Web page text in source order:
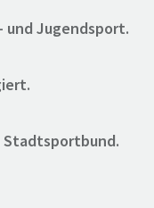
und Jugendsport.
Stadtsportbund.